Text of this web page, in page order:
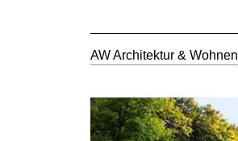
AW Architektur & Wohnen